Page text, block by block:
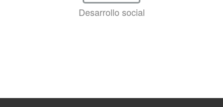
Desarrollo social